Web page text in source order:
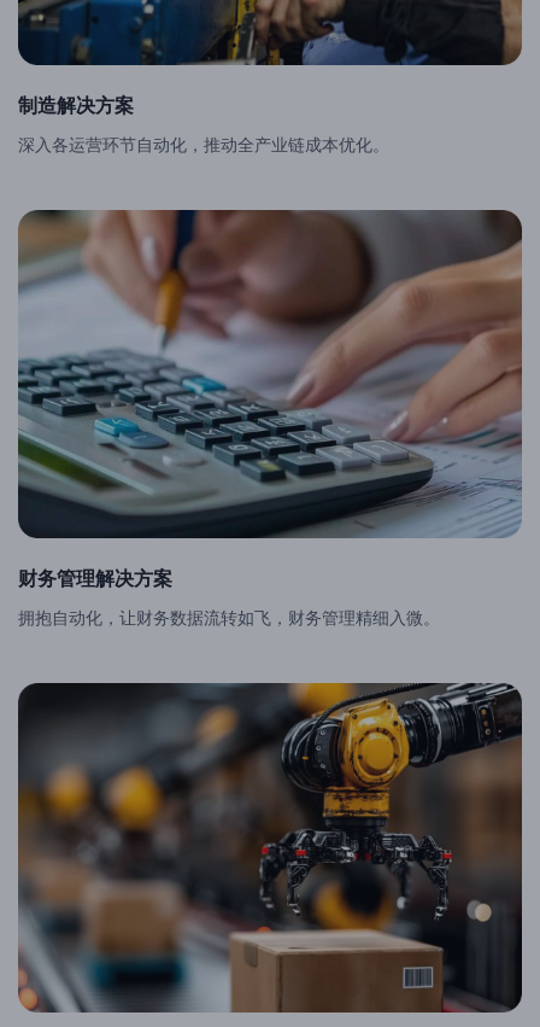
制造解决方案
深入各运营环节自动化，推动全产业链成本优化。
财务管理解决方案
拥抱自动化，让财务数据流转如飞，财务管理精细入微。